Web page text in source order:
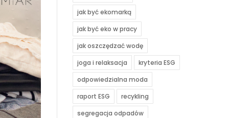
jak być ekomarką
jak być eko w pracy
jak oszczędzać wodę
joga i relaksacja
kryteria ESG
odpowiedzialna moda
raport ESG
recykling
segregacja odpadów